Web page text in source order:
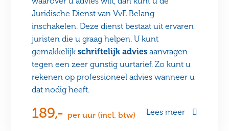
Juridische Dienst van VvE Belang
inschakelen. Deze dienst bestaat uit ervaren
juristen die u graag helpen. U kunt
gemakkelijkschriftelijk advies aanvragen
tegen een zeer gunstig uurtarief. Zo kunt u
rekenen op professioneel advies wanneer u
dat nodig heeft.
189,-per uur (incl. btw) Lees meer